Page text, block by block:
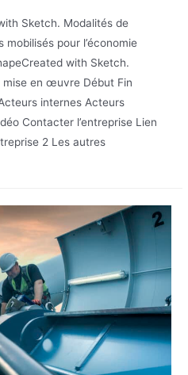
Sketch. Modalités de
mobilisés pour l’économie
with Sketch.
mise en œuvre Début Fin
internes Acteurs
Contacter l’entreprise Lien
2 Les autres